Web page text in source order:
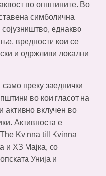
во општините. Во
симболична
сојузништво, еднакво
вредности кои се
и одржливи локални
преку заеднички
во кои гласот на
активно вклучен во
Активноста е
Kvinna till Kvinna
и ХЗ Мајка, со
Унија и